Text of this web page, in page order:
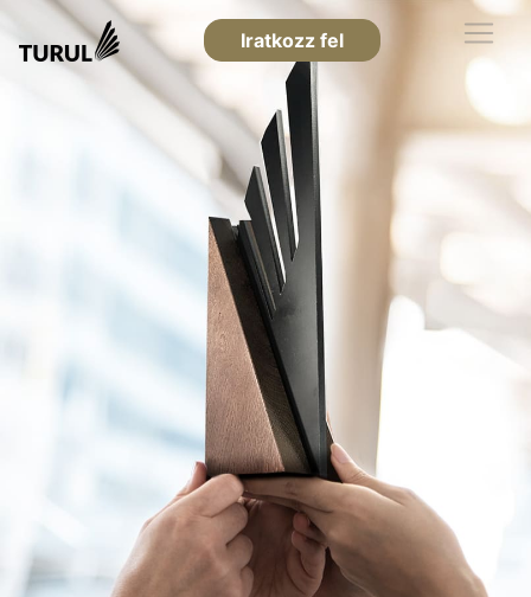
Iratkozz fel